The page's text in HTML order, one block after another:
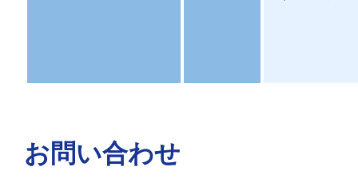
お問い合わせ